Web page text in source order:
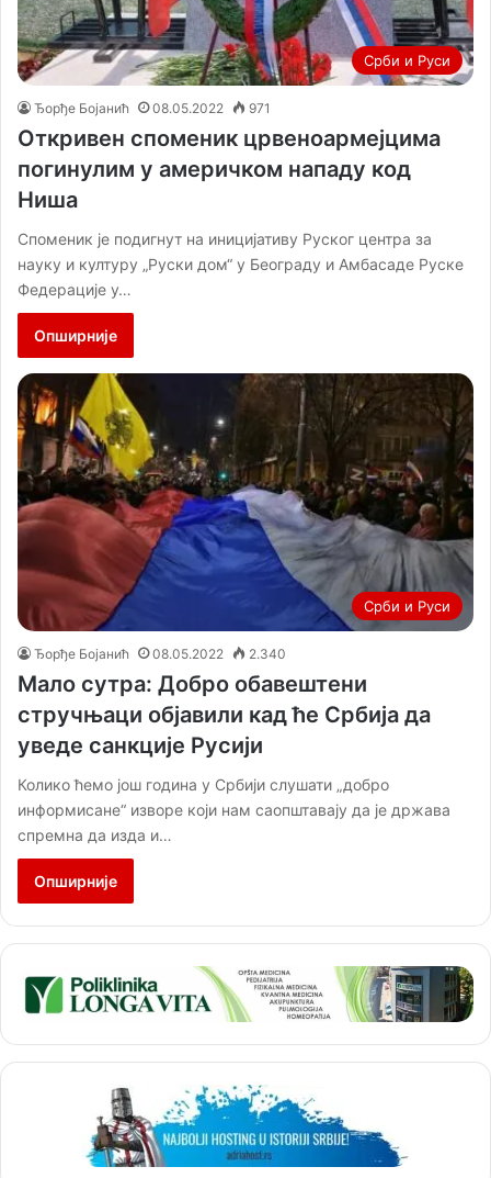
Срби и Руси
Ђорђе Бојанић 08.05.2022 971
Откривен споменик црвеноармејцима
погинулим у америчком нападу код
Ниша
Споменик је подигнут на иницијативу Руског центра за
науку и културу „Руски дом“ у Београду и Амбасаде Руске
Федерације у…
Опширније
Срби и Руси
Ђорђе Бојанић 08.05.2022 2.340
Мало сутра: Добро обавештени
стручњаци објавили кад ће Србија да
уведе санкције Русији
Колико ћемо још година у Србији слушати „добро
информисане“ изворе који нам саопштавају да је држава
спремна да изда и…
Опширније